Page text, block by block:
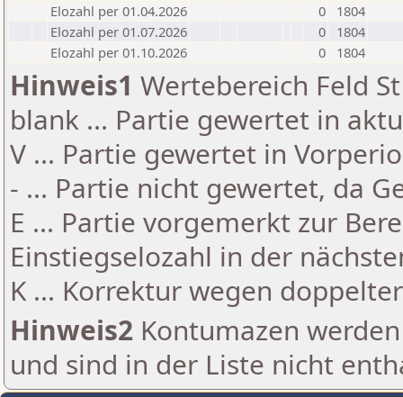
Elozahl per 01.04.2026
0
1804
Elozahl per 01.07.2026
0
1804
Elozahl per 01.10.2026
0 1804
Hinweis1 Wertebereich Feld
blank ... Partie gewertet in
V ... Partie gewertet in
- ... Partie nicht gewertet, da
E ... Partie vorgemerkt zur
Einstiegselozahl in der
K ... Korrektur wegen
Hinweis2 Kontumazen
und sind in der Liste nicht